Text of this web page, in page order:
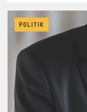
POLITIK